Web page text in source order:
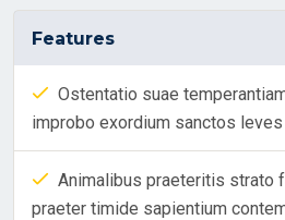
Features
Ostentatio suae
improbo exordium sanctos
Animalibus praeteritis strato
praeter timide sapientium